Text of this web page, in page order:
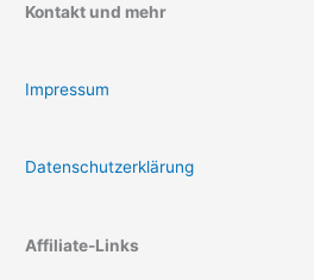
Kontakt und mehr
Impressum
Datenschutzerklärung
Affiliate-Links